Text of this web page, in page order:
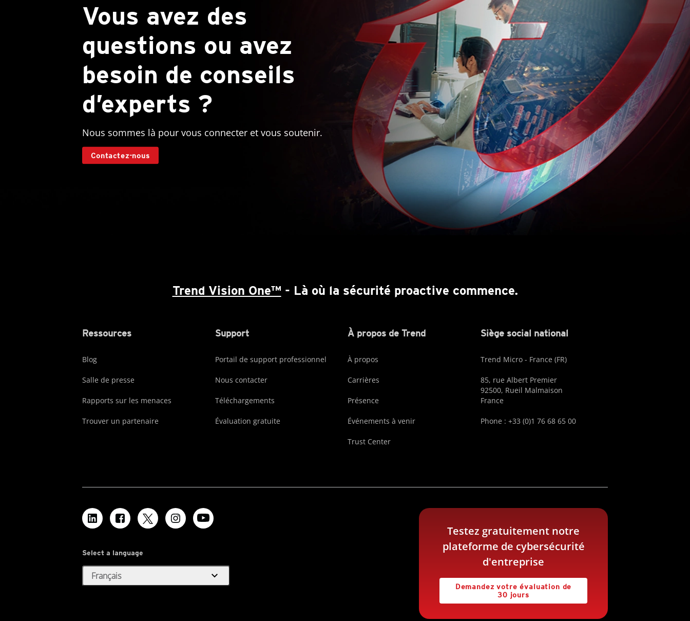
Vous avez des
questions ou avez
besoin de conseils
d’experts ?
Nous sommes là pour vous connecter et vous soutenir.
Contactez-nous
Trend Vision One™ - Là où la sécurité proactive commence.
Ressources
Blog
Salle de presse
Rapports sur les menaces
Trouver un partenaire
Support
Portail de support professionnel
Nous contacter
Téléchargements
Évaluation gratuite
À propos de Trend
À propos
Carrières
Présence
Événements à venir
Trust Center
Siège social national
Trend Micro - France (FR)
85, rue Albert Premier
92500, Rueil Malmaison
France
Phone : +33 (0)1 76 68 65 00
Select a language
Français expand_more
Testez gratuitement notre
plateforme de cybersécurité
d'entreprise
Demandez votre évaluation de
30 jours